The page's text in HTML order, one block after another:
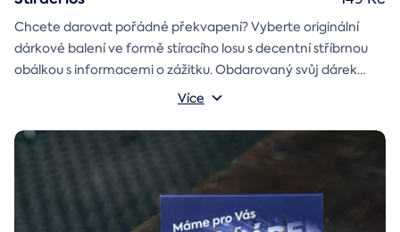
Chcete darovat pořádné překvapení? Vyberte originální
dárkové balení ve formě stíracího losu s decentní stříbrnou
obálkou s informacemi o zážitku. Obdarovaný svůj dárek
objeví až po chvilce napětí během stírání. Jedno je jisté, u nás
Více